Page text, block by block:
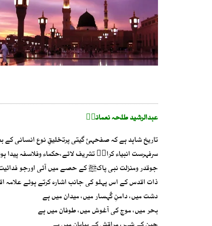
عبدالرشید طلحہ نعمانیؔ
تاریخ شاہد ہے کہ صفحہئ گیتی پرتخلیقِ نوع انسانی
سرفہرست انبیاء کرامؑ تشریف لائے،حکماء وفلاسفہ
جوقدر ومنزلت نبی پاکﷺ کے حصے میں آئی اورجو
ذات اقدس کے اس پہلو کی جانب اشارہ کرتے ہوئے علامہ
دشت میں، دامنِ کُہسار میں، میدان میں ہے
بحر میں، موج کی آغوش میں، طوفان میں ہے